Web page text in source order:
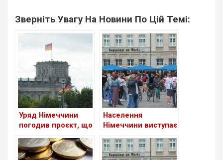
Зверніть Увагу На Новини По Цій Темі:
Уряд Німеччини
погодив проєкт, що
до ринку праці для
мігрантів
Населення
Німеччини виступає
біженців з
ісламських країн: